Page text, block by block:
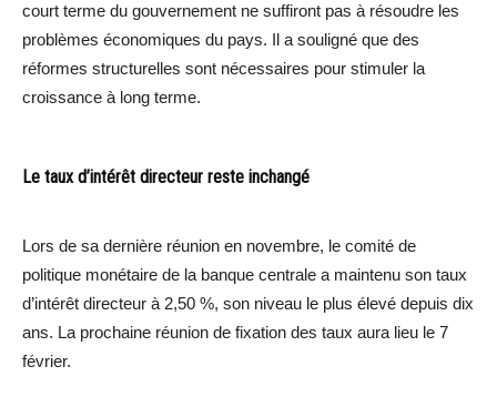
court terme du gouvernement ne suffiront pas à résoudre les
problèmes économiques du pays. Il a souligné que des
réformes structurelles sont nécessaires pour stimuler la
croissance à long terme.
Le taux d’intérêt directeur reste inchangé
Lors de sa dernière réunion en novembre, le comité de
politique monétaire de la banque centrale a maintenu son taux
d’intérêt directeur à 2,50 %, son niveau le plus élevé depuis dix
ans. La prochaine réunion de fixation des taux aura lieu le 7
février.